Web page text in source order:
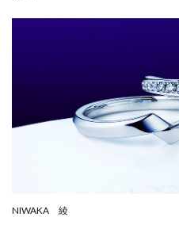
NIWAKA 綾